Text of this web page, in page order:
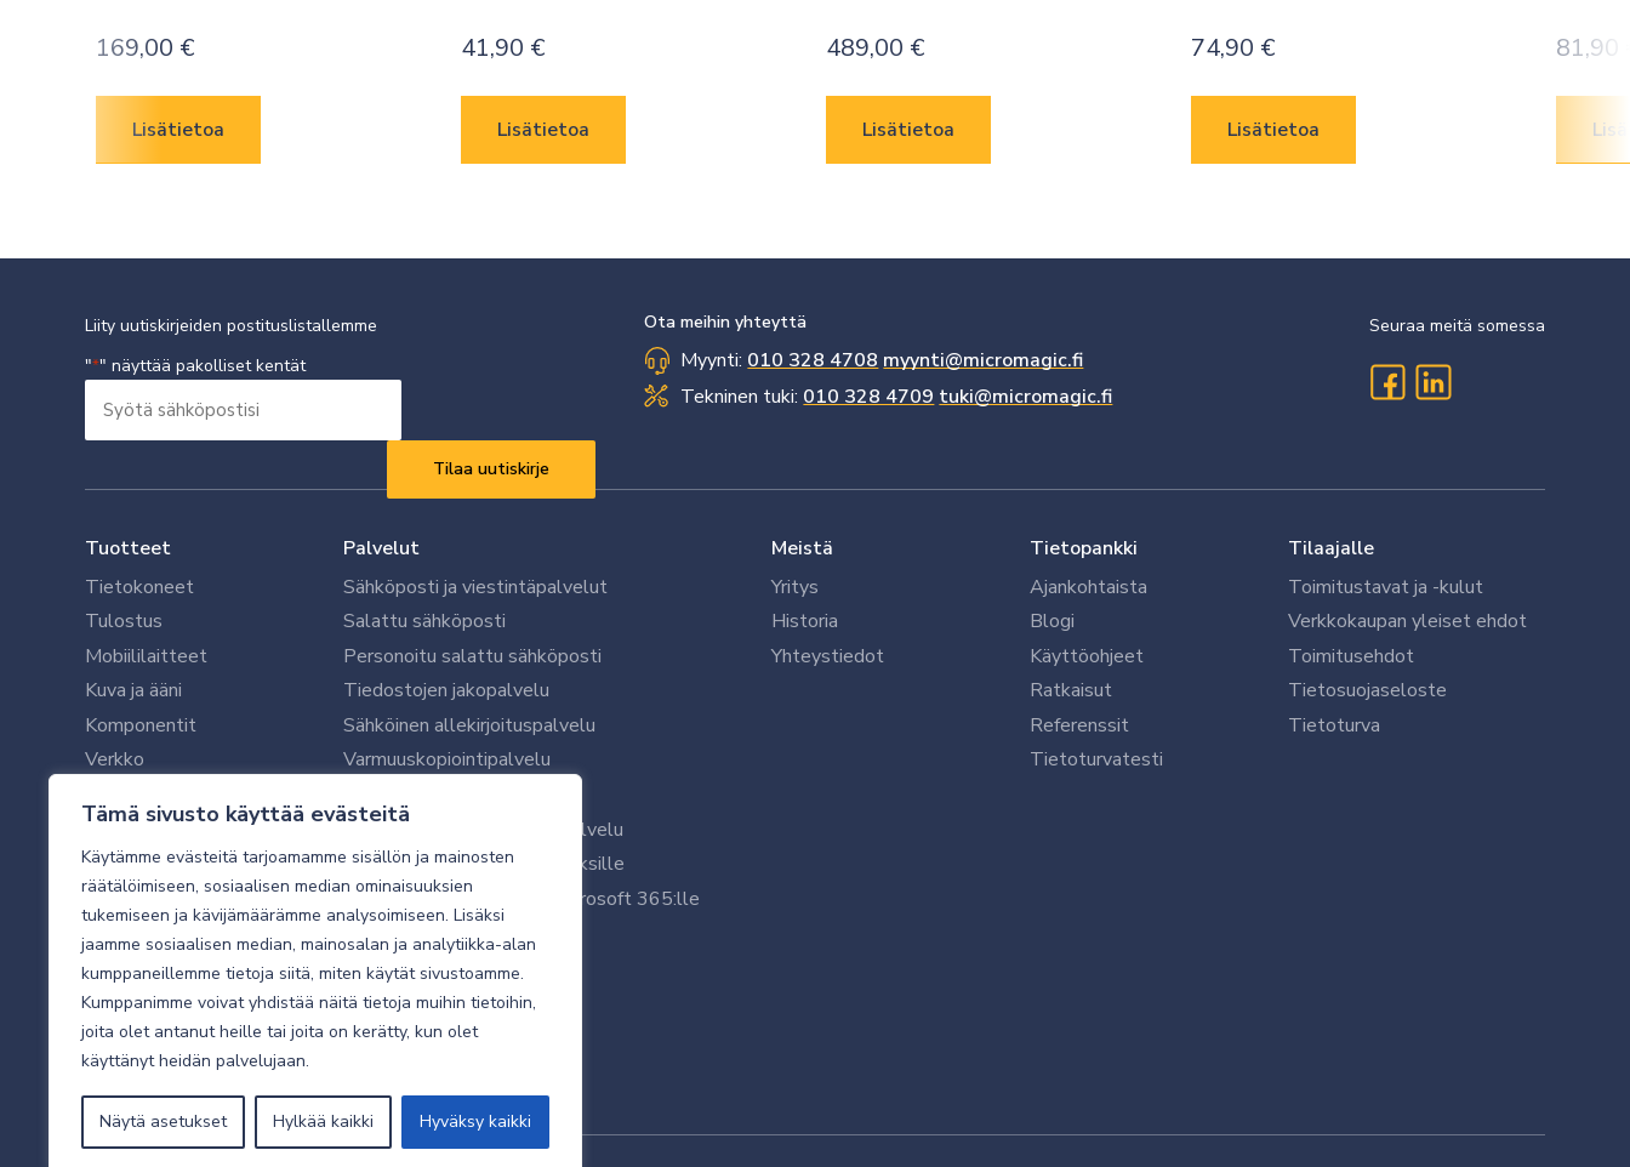
Tämä sivusto käyttää evästeitä
Käytämme evästeitä tarjoamamme sisällön ja mainosten
räätälöimiseen, sosiaalisen median ominaisuuksien
tukemiseen ja kävijämäärämme analysoimiseen. Lisäksi
jaamme sosiaalisen median, mainosalan ja analytiikka-alan
kumppaneillemme tietoja siitä, miten käytät sivustoamme.
Kumppanimme voivat yhdistää näitä tietoja muihin tietoihin,
joita olet antanut heille tai joita on kerätty, kun olet
käyttänyt heidän palvelujaan.
Näytä asetukset Hylkää kaikki Hyväksy kaikki
169,00 €
Lisätietoa
41,90 €
Lisätietoa
489,00 €
Lisätietoa
74,90 €
Lisätietoa
81,90
Liity uutiskirjeiden postituslistallemme
"*" näyttää pakolliset kentät
sähköpostisi
Ota meihin yhteyttä
Myynti: 010 328 4708 myynti@micromagic.fi
Tekninen tuki: 010 328 4709 tuki@micromagic.fi
Seuraa meitä somessa
Tuotteet
Tietokoneet
Tulostus
Mobiililaitteet
Kuva ja ääni
Komponentit
Verkko
Oheislaitteet
Palvelut
Sähköposti ja viestintäpalvelut
Salattu sähköposti
Personoitu salattu sähköposti
Tiedostojen jakopalvelu
Sähköinen allekirjoituspalvelu
Varmuuskopiointipalvelu
Microsoft 365 -varmistuspalvelu
WithSecure tietoturva yrityksille
WithSecuren tietoturva Microsoft 365:lle
Käyttäjätukipalvelu
Tietoturvakartoitus
Sähköpostikartoitus
Valvottu tietoturva 24/7
Meistä
Yritys
Historia
Yhteystiedot
Tietopankki
Ajankohtaista
Blogi
Käyttöohjeet
Ratkaisut
Referenssit
Tietoturvatesti
Tilaajalle
Toimitustavat ja -kulut
Verkkokaupan yleiset ehdot
Toimitusehdot
Tietosuojaseloste
Tietoturva